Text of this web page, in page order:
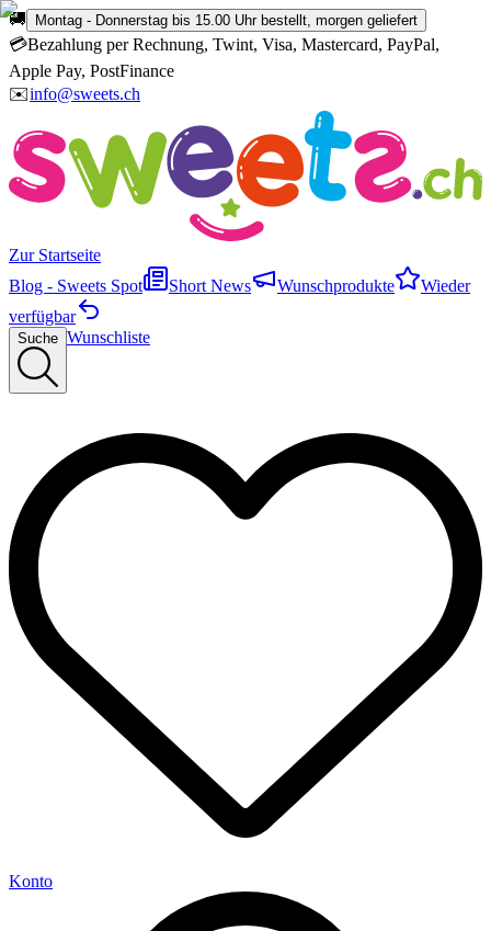
🚚 Montag - Donnerstag bis 15.00 Uhr bestellt, morgen geliefert
💳Bezahlung per Rechnung, Twint, Visa, Mastercard, PayPal,
Apple Pay, PostFinance
✉️info@sweets.ch
Zur Startseite
Blog - Sweets Spot
Short News Wunschprodukte
Wieder
verfügbar
Suche Wunschliste
Konto